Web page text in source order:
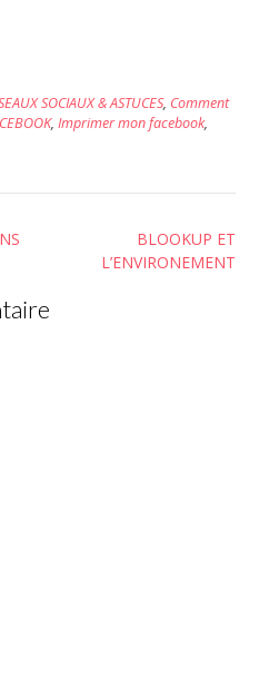
SOCIAUX & ASTUCES, Comment
, Imprimer mon facebook,
BLOOKUP ET
L’ENVIRONEMENT